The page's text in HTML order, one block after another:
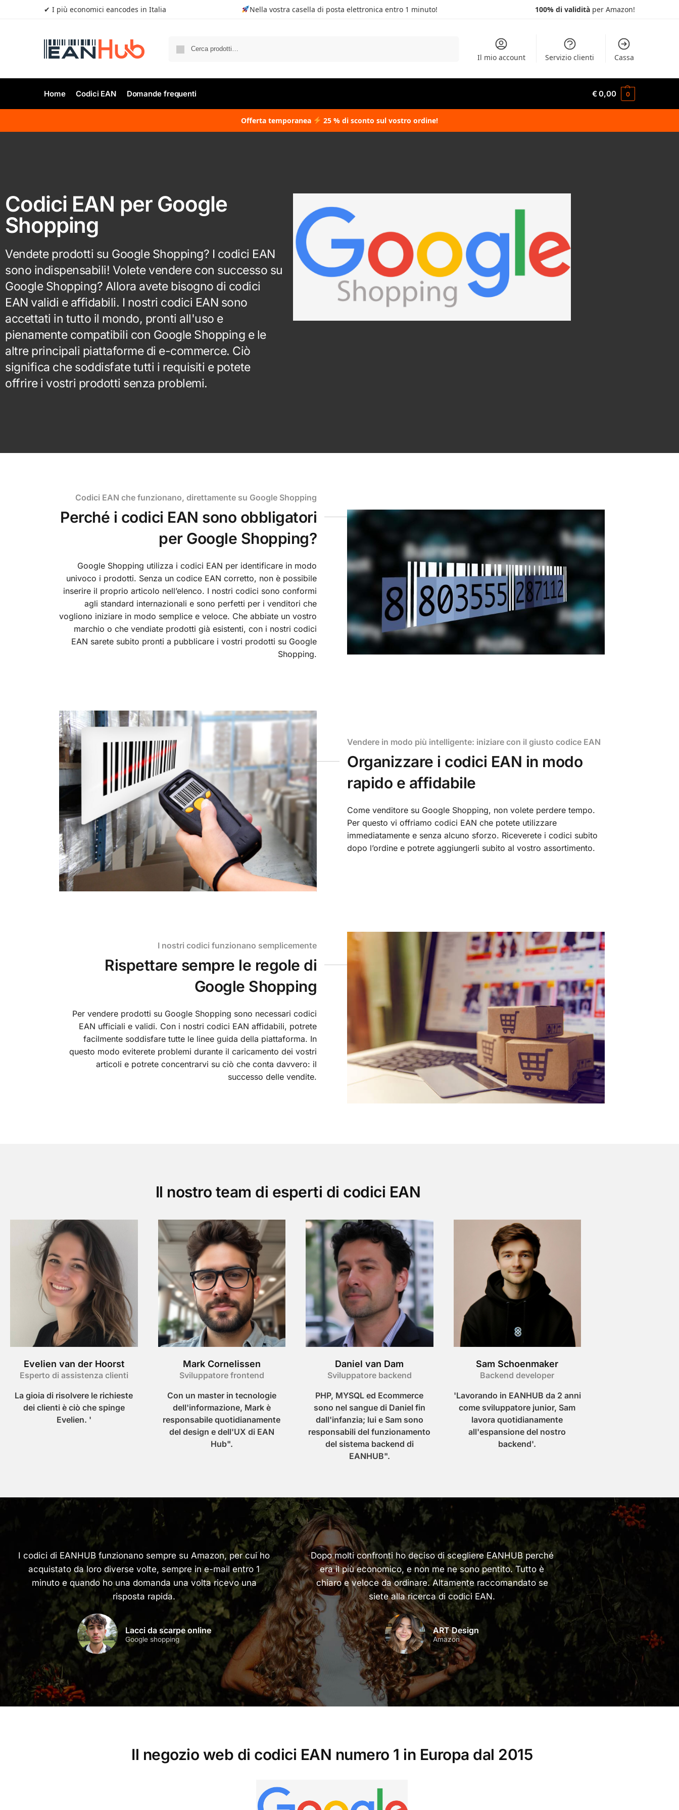
✔ I più economici eancodes in Italia Nella vostra casella di posta elettronica entro 1 minuto! 100% di validità per Amazon!
Il mio account Servizio clienti Cassa
Home Codici EAN Domande frequenti €0,00 0
Offerta temporanea 25 % di sconto sul vostro ordine!
Codici EAN per Google
Shopping
Vendete prodotti su Google Shopping? I codici EAN
sono indispensabili! Volete vendere con successo su
Google Shopping? Allora avete bisogno di codici
EAN validi e affidabili. I nostri codici EAN sono
accettati in tutto il mondo, pronti all'uso e
pienamente compatibili con Google Shopping e le
altre principali piattaforme di e-commerce. Ciò
significa che soddisfate tutti i requisiti e potete
offrire i vostri prodotti senza problemi.
Codici EAN che funzionano, direttamente su Google Shopping
Perché i codici EAN sono obbligatori
per Google Shopping?
Google Shopping utilizza i codici EAN per identificare in modo
univoco i prodotti. Senza un codice EAN corretto, non è possibile
inserire il proprio articolo nell’elenco. I nostri codici sono conformi
agli standard internazionali e sono perfetti per i venditori che
vogliono iniziare in modo semplice e veloce. Che abbiate un vostro
marchio o che vendiate prodotti già esistenti, con i nostri codici
EAN sarete subito pronti a pubblicare i vostri prodotti su Google
Shopping.
Vendere in modo più intelligente: iniziare con il giusto codice EAN
Organizzare i codici EAN in modo
rapido e affidabile
Come venditore su Google Shopping, non volete perdere tempo.
Per questo vi offriamo codici EAN che potete utilizzare
immediatamente e senza alcuno sforzo. Riceverete i codici subito
dopo l’ordine e potrete aggiungerli subito al vostro assortimento.
I nostri codici funzionano semplicemente
Rispettare sempre le regole di
Google Shopping
Per vendere prodotti su Google Shopping sono necessari codici
EAN ufficiali e validi. Con i nostri codici EAN affidabili, potrete
facilmente soddisfare tutte le linee guida della piattaforma. In
questo modo eviterete problemi durante il caricamento dei vostri
articoli e potrete concentrarvi su ciò che conta davvero: il
successo delle vendite.
Il nostro team di esperti di codici EAN
Evelien van der Hoorst
Esperto di assistenza clienti
La gioia di risolvere le richieste
dei clienti è ciò che spinge
Evelien. '
Mark Cornelissen
Sviluppatore frontend
Con un master in tecnologie
dell'informazione, Mark è
responsabile quotidianamente
del design e dell'UX di EAN
Hub".
Daniel van Dam
Sviluppatore backend
PHP, MYSQL ed Ecommerce
sono nel sangue di Daniel fin
dall'infanzia; lui e Sam sono
responsabili del funzionamento
del sistema backend di
EANHUB".
Sam Schoenmaker
Backend developer
'Lavorando in EANHUB da 2 anni
come sviluppatore junior, Sam
lavora quotidianamente
all'espansione del nostro
backend'.
I codici di EANHUB funzionano sempre su Amazon, per cui ho
acquistato da loro diverse volte, sempre in e-mail entro 1
minuto e quando ho una domanda una volta ricevo una
risposta rapida.
Lacci da scarpe online
Google shopping
Dopo molti confronti ho deciso di scegliere EANHUB perché
era il più economico, e non me ne sono pentito. Tutto è
chiaro e veloce da ordinare. Altamente raccomandato se
siete alla ricerca di codici EAN.
ART Design
Amazon
Il negozio web di codici EAN numero 1 in Europa dal 2015